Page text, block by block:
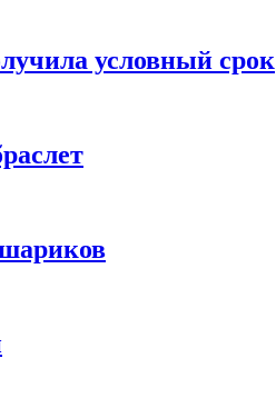
условный срок